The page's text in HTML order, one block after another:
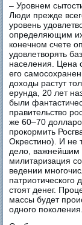
– Уровнем
Люди прежде
уровень
определяющим
конечном счете
удовлетворять
населения. Цена
его
доходы растут
ерунда, 20 лет
были
правительство
же 60–70
прокормить
Окрестино). И не
дело, важнейшим
милитаризация
ведении
патриотического
стоят денег.
массы будет
одного поколения.